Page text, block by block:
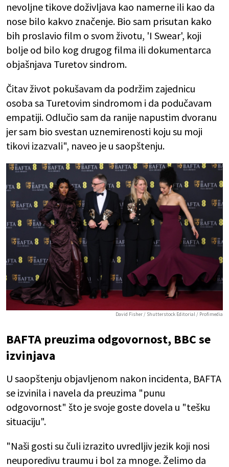
nevoljne tikove doživljava kao namerne ili kao da
nose bilo kakvo značenje. Bio sam prisutan kako
bih proslavio film o svom životu, 'I Swear', koji
bolje od bilo kog drugog filma ili dokumentarca
objašnjava Turetov sindrom.
Čitav život pokušavam da podržim zajednicu
osoba sa Turetovim sindromom i da podučavam
empatiji. Odlučio sam da ranije napustim dvoranu
jer sam bio svestan uznemirenosti koju su moji
tikovi izazvali", naveo je u saopštenju.
David Fisher / Shutterstock Editorial / Profimedia
BAFTA preuzima odgovornost, BBC se
izvinjava
U saopštenju objavljenom nakon incidenta, BAFTA
se izvinila i navela da preuzima "punu
odgovornost" što je svoje goste dovela u "tešku
situaciju".
"Naši gosti su čuli izrazito uvredljiv jezik koji nosi
neuporedivu traumu i bol za mnoge. Želimo da